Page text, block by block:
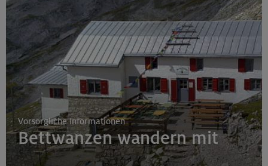
Stiege und Steige in der Sächsischen Schweiz
Elbsandsteingebirge
01.-04.10.26
Leichte Klettersteige rund um den Gardasee
Gardaseeberge
Vorsorgliche Informationen
Bettwanzen wandern mit